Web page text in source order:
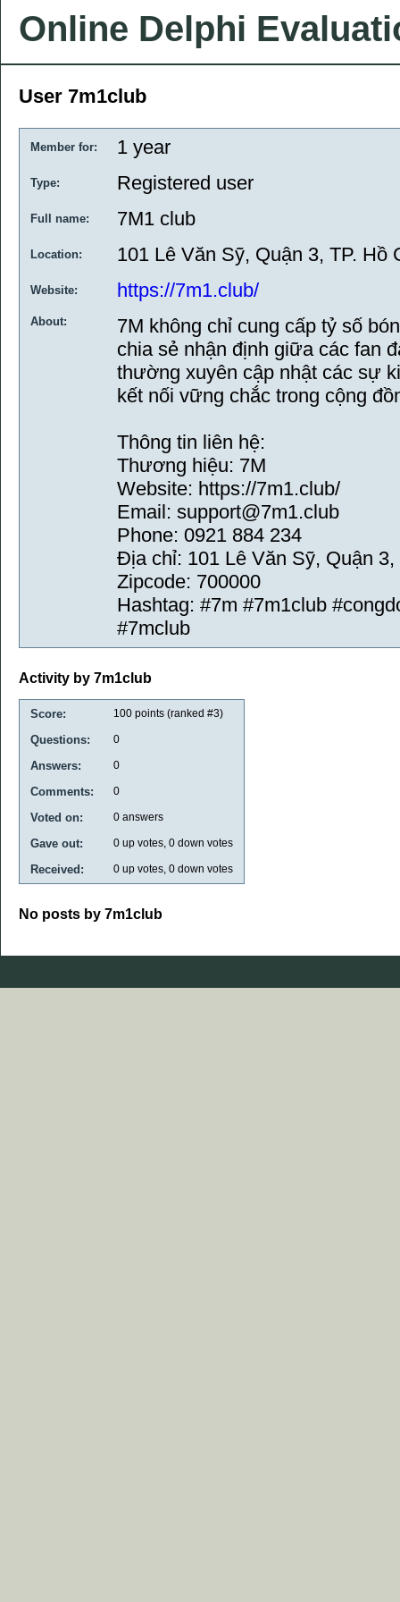
Online Delphi
User 7m1club
Member for: 1 year
Type: Registered user
Full name: 7M1 club
Location: 101 Lê Văn Sỹ, Quận 3, TP. Hồ
Website: https://7m1.club/
About:
7M không chỉ cung cấp tỷ số
chia sẻ nhận định giữa các fan
thường xuyên cập nhật các sự
kết nối vững chắc trong cộng
Thông tin liên hệ:
Thương hiệu: 7M
Website: https://7m1.club/
Email: support@7m1.club
Phone: 0921 884 234
Địa chỉ: 101 Lê Văn Sỹ, Quận 3,
Zipcode: 700000
Hashtag: #7m #7m1club
#7mclub
Activity by 7m1club
Score: 100 points (ranked #3)
Questions: 0
Answers: 0
Comments: 0
Voted on: 0 answers
Gave out: 0 up votes, 0 down votes
Received: 0 up votes, 0 down votes
No posts by 7m1club